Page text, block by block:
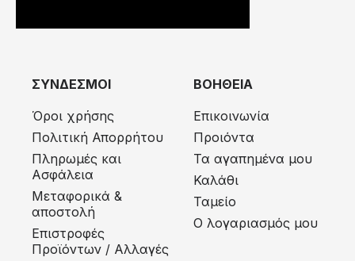
ΣΥΝΔΕΣΜΟΙ
Όροι χρήσης
Πολιτική Απορρήτου
Πληρωμές και
Ασφάλεια
Μεταφορικά &
αποστολή
Eπιστροφές
Προϊόντων / Αλλαγές
ΒΟΗΘΕΙΑ
Επικοινωνία
Προιόντα
Τα αγαπημένα μου
Καλάθι
Ταμείο
Ο λογαριασμός μου